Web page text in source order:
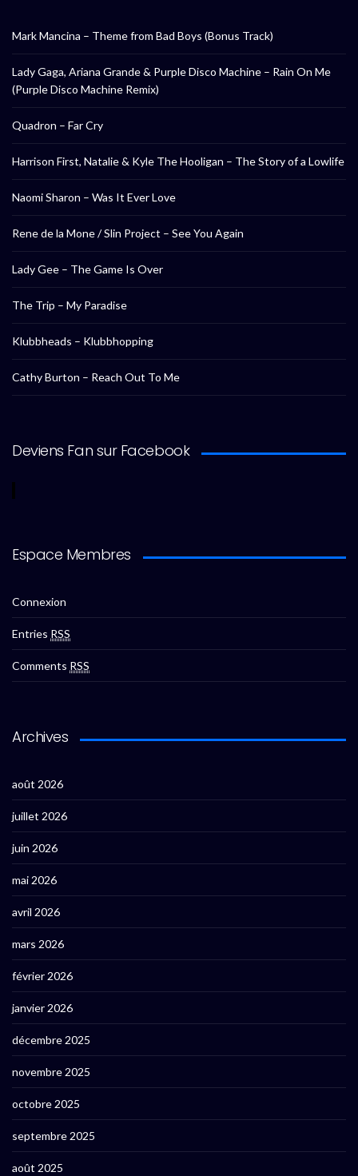
Mark Mancina – Theme from Bad Boys (Bonus Track)
Lady Gaga, Ariana Grande & Purple Disco Machine – Rain On Me
(Purple Disco Machine Remix)
Quadron – Far Cry
Harrison First, Natalie & Kyle The Hooligan – The Story of a Lowlife
Naomi Sharon – Was It Ever Love
Rene de la Mone / Slin Project – See You Again
Lady Gee – The Game Is Over
The Trip – My Paradise
Klubbheads – Klubbhopping
Cathy Burton – Reach Out To Me
Deviens Fan sur Facebook
Espace Membres
Connexion
Entries RSS
Comments RSS
Archives
août 2026
juillet 2026
juin 2026
mai 2026
avril 2026
mars 2026
février 2026
janvier 2026
décembre 2025
novembre 2025
octobre 2025
septembre 2025
août 2025